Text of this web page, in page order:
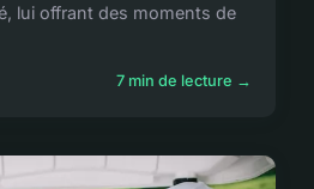
lui offrant des moments de
7 min de lecture →